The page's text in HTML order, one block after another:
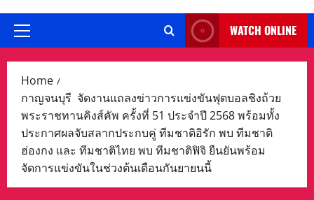
Primary
WATCH ONLINE
Home
กาญจนบุรี จัดงานแถลงข่าวการแข่งขันฟุตบอลชิงถ้วย
พระราชทานคิงส์คัพ ครั้งที่ 51 ประจำปี 2568 พร้อมทั้ง
ประกาศผลจับสลากประกบคู่ ทีมชาติอิรัก พบ ทีมชาติ
ฮ่องกง และ ทีมชาติไทย พบ ทีมชาติฟิจิ ยืนยันพร้อม
จัดการแข่งขันในช่วงต้นเดือนกันยายนนี้